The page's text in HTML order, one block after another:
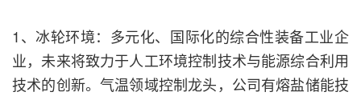
1、冰轮环境：多元化、国际化的综合性装备工业企
业，未来将致力于人工环境控制技术与能源综合利用
技术的创新。气温领域控制龙头，公司有熔盐储能技